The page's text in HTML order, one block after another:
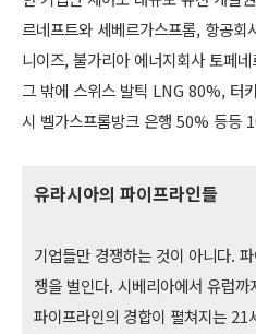
르네프트와 세베르가스프롬, 항공
니이즈, 불가리아 에너지회사 토페
그 밖에 스위스 발틱 LNG 80%, 터
시 벨가스프롬방크 은행 50% 등등
유라시아의 파이프라인들
기업들만 경쟁하는 것이 아니다.
쟁을 벌인다. 시베리아에서 유럽
파이프라인의 경합이 펼쳐지는